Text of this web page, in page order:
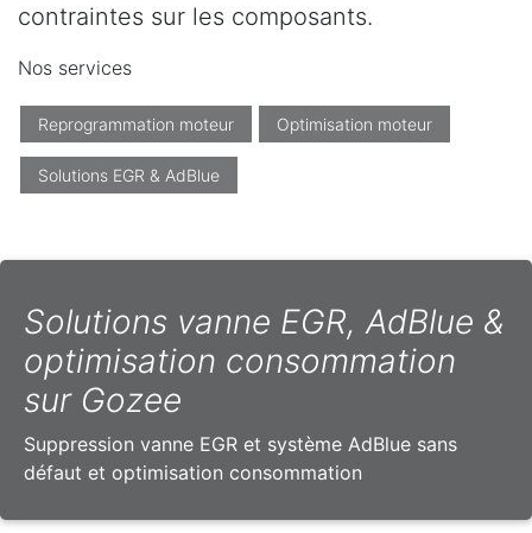
contraintes sur les composants.
Nos services
Reprogrammation moteur Optimisation moteur
Solutions EGR & AdBlue
Solutions vanne EGR, AdBlue &
optimisation consommation
sur Gozee
Suppression vanne EGR et système AdBlue sans
défaut et optimisation consommation